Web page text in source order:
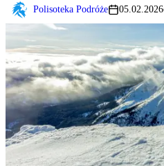
Polisoteka Podróże 05.02.2026